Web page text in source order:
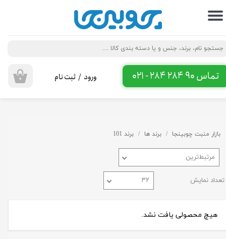
تماس 90 284 284 - 021 ۰ ورود / ثبت نام
حساب کاربری من
تغییر گذر واژه
سفارشات
خروج از حساب کاربری
بازار منبت چوبینجا برند ها برند 101
مرتبط‌ترین
تعداد نمایش ۳۲
هیچ محصولی یافت نشد.